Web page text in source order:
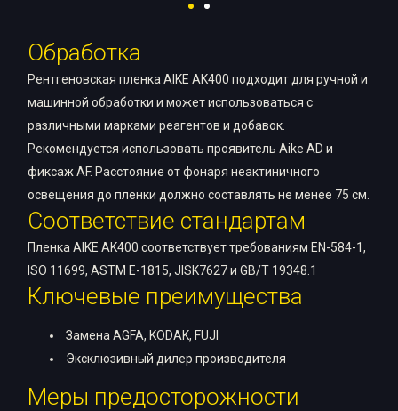
Обработка
Рентгеновская пленка AIKE AK400 подходит для ручной и
машинной обработки и может использоваться с
различными марками реагентов и добавок.
Рекомендуется использовать проявитель Aike AD и
фиксаж AF. Расстояние от фонаря неактиничного
освещения до пленки должно составлять не менее 75 см.
Соответствие стандартам
Пленка AIKE AK400 соответствует требованиям EN-584-1,
ISO 11699, ASTM E-1815, JISK7627 и GB/T 19348.1
Ключевые преимущества
Замена AGFA, KODAK, FUJI
Эксклюзивный дилер производителя
Меры предосторожности